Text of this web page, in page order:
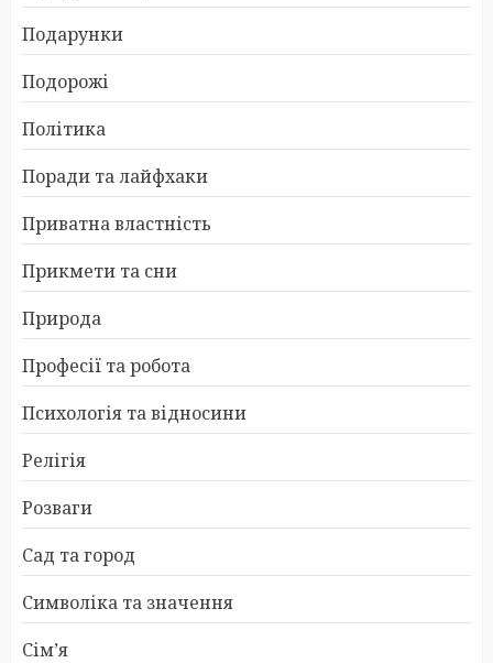
Подарунки
Подорожі
Політика
Поради та лайфхаки
Приватна властність
Прикмети та сни
Природа
Професії та робота
Психологія та відносини
Релігія
Розваги
Сад та город
Символіка та значення
Сім’я